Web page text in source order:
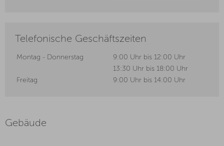
Telefonische Geschäftszeiten
Montag - Donnerstag
9:00 Uhr bis 12:00 Uhr
13:30 Uhr bis 18:00 Uhr
Freitag
9:00 Uhr bis 14:00 Uhr
Gebäude